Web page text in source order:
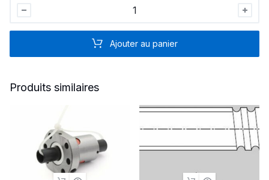
Avec
Extrémités
usinées
quantité
Ajouter au panier
Produits similaires